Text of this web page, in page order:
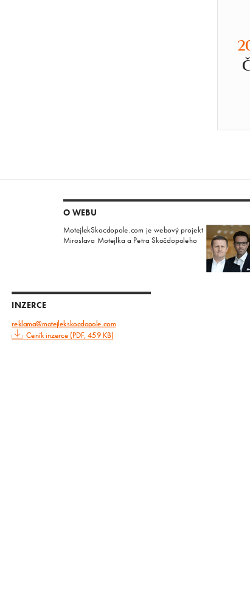
O WEBU
MotejlekSkocdopole.com je webový projekt
Miroslava Motejlka a Petra Skočdopoleho
INZERCE
reklama@motejlekskocdopole.com
Ceník inzerce (PDF, 459 KB)